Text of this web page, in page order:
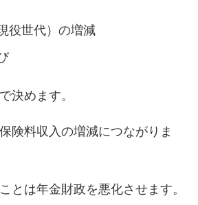
役世代）の増減
決めます。
険料収入の増減につながりま
とは年金財政を悪化させます。